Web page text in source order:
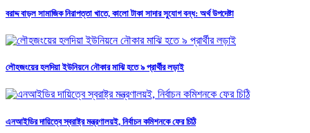
বরাদ্দ বাড়ল সামাজিক নিরাপত্তা খাতে, কালো টাকা সাদার সুযোগ বন্ধ: অর্থ উপদেষ্টা
লৌহজংয়ের হলদিয়া ইউনিয়নে নৌকার মাঝি হতে ৯ প্রার্থীর লড়াই
এনআইডির দায়িত্বে স্বরাষ্ট্র মন্ত্রণালয়ই, নির্বাচন কমিশনকে ফের চিঠি